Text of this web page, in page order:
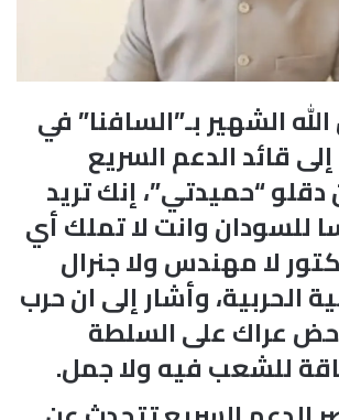
الشهير بـ”السافنا” في
قائد الدعم السريع
“حميدتي”، إنك تريد
للسودان وانت لا تملك أي
لا مهندس ولا جنرال
الحربية، وأشار إلى ان حرب
عراك على السلطة
للشعب فيه ولا جمل.